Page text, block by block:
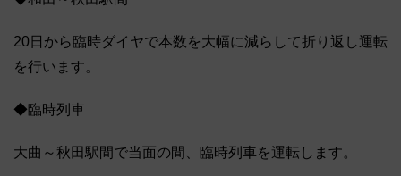
20日から臨時ダイヤで本数を大幅に減らして折り返し運転
を行います。
◆臨時列車
大曲～秋田駅間で当面の間、臨時列車を運転します。